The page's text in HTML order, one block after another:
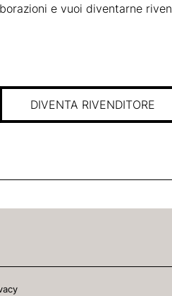
e vuoi diventarne
DIVENTA RIVENDITORE